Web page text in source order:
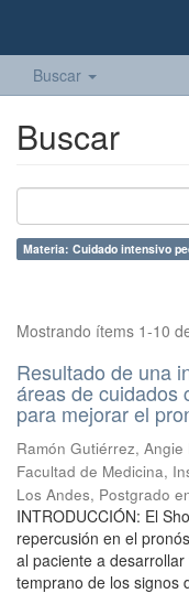
Buscar
Buscar
Materia: Cuidado intensivo
Mostrando ítems 1-10
Resultado de una
áreas de cuidados
para mejorar el
Ramón Gutiérrez, Angie
Facultad de Medicina,
Los Andes, Postgrado
INTRODUCCIÓN: El
repercusión en el
al paciente a
temprano de los signos